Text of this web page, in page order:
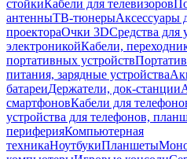
стойкиКабели для телевизоров
антенныТВ-тюнерыАксессуары
проектораОчки 3DСредства для
электроникойКабели,
портативных устройств
питания, зарядные устройства
батареиДержатели, док-станции
смартфоновКабели для
устройства для телефонов,
периферияКомпьютерная
техникаНоутбукиПланшеты